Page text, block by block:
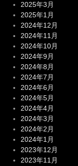
2025年3月
2025年1月
2024年12月
2024年11月
2024年10月
2024年9月
2024年8月
2024年7月
2024年6月
2024年5月
2024年4月
2024年3月
2024年2月
2024年1月
2023年12月
2023年11月